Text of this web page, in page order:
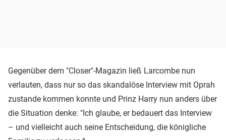
Gegenüber dem "Closer"-Magazin ließ Larcombe nun
verlauten, dass nur so das skandalöse Interview mit Oprah
zustande kommen konnte und Prinz Harry nun anders über
die Situation denke: "Ich glaube, er bedauert das Interview
– und vielleicht auch seine Entscheidung, die königliche